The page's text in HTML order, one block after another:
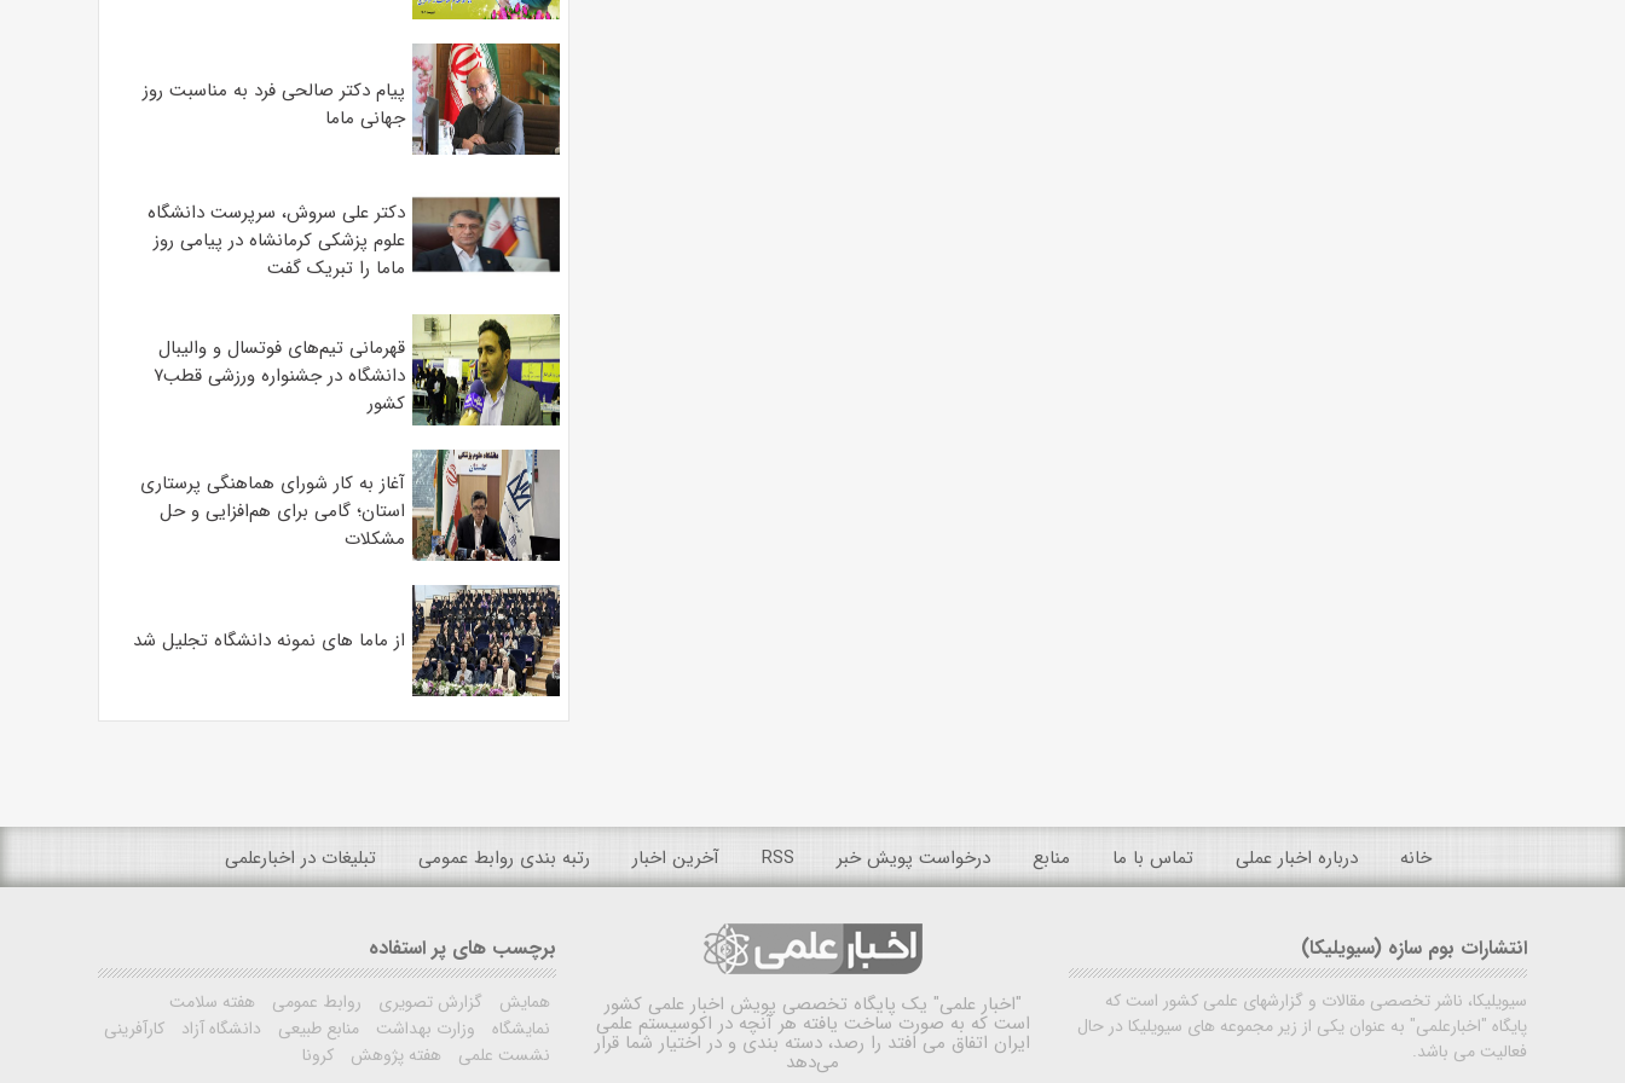
پیام دکتر صالحی فرد به مناسبت روز
جهانی ماما
دکتر علی سروش، سرپرست دانشگاه
علوم پزشکی کرمانشاه در پیامی روز
ماما را تبریک گفت
قهرمانی تیم‌های فوتسال و والیبال
دانشگاه در جشنواره ورزشی قطب۷
کشور
آغاز به کار شورای هماهنگی پرستاری
استان؛ گامی برای هم‌افزایی و حل
مشکلات
از ماما های نمونه دانشگاه تجلیل شد
خانه درباره اخبار عملی تماس با ما منابع درخواست پویش خبر RSS آخرین اخبار رتبه بندی روابط عمومی تبلیغات در اخبارعلمی
انتشارات بوم سازه (سیویلیکا)
سیویلیکا، ناشر تخصصی مقالات و گزارشهای علمی کشور است که
پایگاه "اخبارعلمی" به عنوان یکی از زیر مجموعه های سیویلیکا در حال
فعالیت می باشد.
"اخبار علمی" یک پایگاه تخصصی پویش اخبار علمی کشور
است که به صورت ساخت یافته هر آنچه در اکوسیستم علمی
ایران اتفاق می افتد را رصد، دسته بندی و در اختیار شما قرار
می‌دهد
برچسب های پر استفاده
همایش گزارش تصویری روابط عمومی
هفته سلامت
نمایشگاه
وزارت بهداشت منابع طبیعی دانشگاه آزاد
کارآفرینی
نشست علمی
هفته پژوهش کرونا